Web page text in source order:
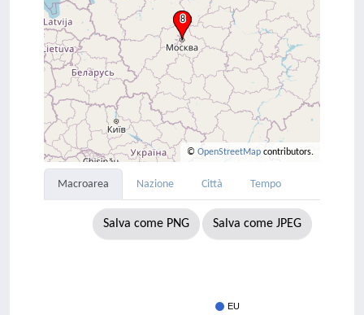
© OpenStreetMap contributors.
Macroarea Nazione Città Tempo
Salva come PNG Salva come JPEG
EU